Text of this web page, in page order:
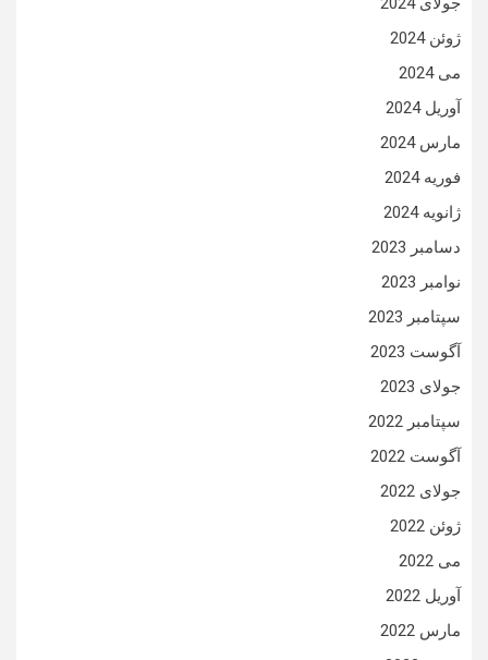
ژوئن 2024
می 2024
آوریل 2024
مارس 2024
فوریه 2024
ژانویه 2024
دسامبر 2023
نوامبر 2023
سپتامبر 2023
آگوست 2023
جولای 2023
سپتامبر 2022
آگوست 2022
جولای 2022
ژوئن 2022
می 2022
آوریل 2022
مارس 2022